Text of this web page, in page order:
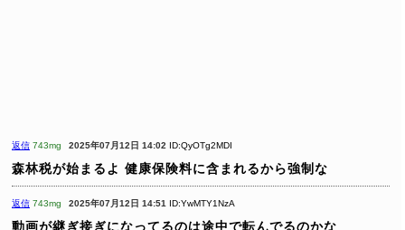
返信 743mg 2025年07月12日 14:02 ID:QyOTg2MDI
森林税が始まるよ 健康保険料に含まれるから強制な
返信 743mg 2025年07月12日 14:51 ID:YwMTY1NzA
動画が継ぎ接ぎになってるのは途中で転んでるのかな